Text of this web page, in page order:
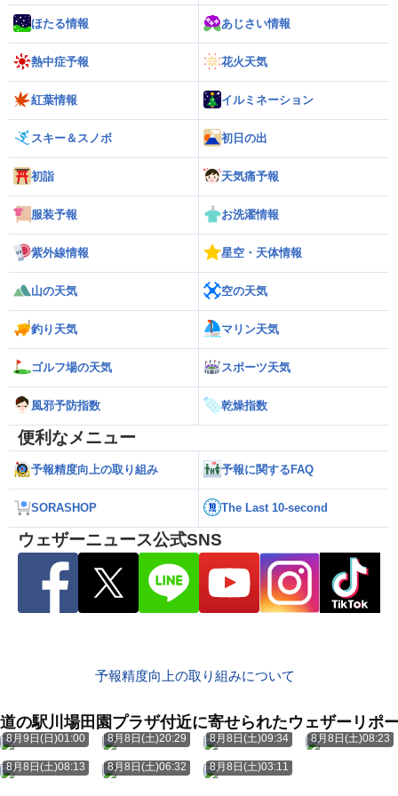
ほたる情報 あじさい情報
熱中症予報 花火天気
紅葉情報 イルミネーション
スキー＆スノボ 初日の出
初詣 天気痛予報
服装予報 お洗濯情報
紫外線情報 星空・天体情報
山の天気 空の天気
釣り天気 マリン天気
ゴルフ場の天気 スポーツ天気
風邪予防指数 乾燥指数
便利なメニュー
予報精度向上の取り組み 予報に関するFAQ
SORASHOP The Last 10-second
ウェザーニュース公式SNS
予報精度向上の取り組みについて
道の駅川場田園プラザ付近に寄せられたウェザーリポ
8月9日(日)01:00 8月8日(土)20:29 8月8日(土)09:34 8月8日(土)08:23
8月8日(土)08:13 8月8日(土)06:32 8月8日(土)03:11